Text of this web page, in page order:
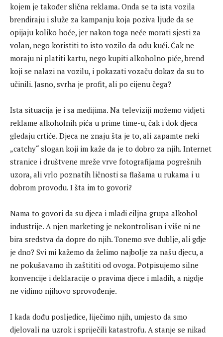
kojem je također slična reklama. Onda se ta ista vozila
brendiraju i služe za kampanju koja poziva ljude da se
opijaju koliko hoće, jer nakon toga neće morati sjesti za
volan, nego koristiti to isto vozilo da odu kući. Čak ne
moraju ni platiti kartu, nego kupiti alkoholno piće, brend
koji se nalazi na vozilu, i pokazati vozaču dokaz da su to
učinili. Jasno, svrha je profit, ali po cijenu čega?
Ista situacija je i sa medijima. Na televiziji možemo vidjeti
reklame alkoholnih pića u prime time-u, čak i dok djeca
gledaju crtiće. Djeca ne znaju šta je to, ali zapamte neki
„catchy“ slogan koji im kaže da je to dobro za njih. Internet
stranice i društvene mreže vrve fotografijama pogrešnih
uzora, ali vrlo poznatih ličnosti sa flašama u rukama i u
dobrom provodu. I šta im to govori?
Nama to govori da su djeca i mladi ciljna grupa alkohol
industrije. A njen marketing je nekontrolisan i više ni ne
bira sredstva da dopre do njih. Tonemo sve dublje, ali gdje
je dno? Svi mi kažemo da želimo najbolje za našu djecu, a
ne pokušavamo ih zaštititi od ovoga. Potpisujemo silne
konvencije i deklaracije o pravima djece i mladih, a nigdje
ne vidimo njihovo sprovođenje.
I kada dođu posljedice, liječimo njih, umjesto da smo
djelovali na uzrok i spriječili katastrofu. A stanje se nikad